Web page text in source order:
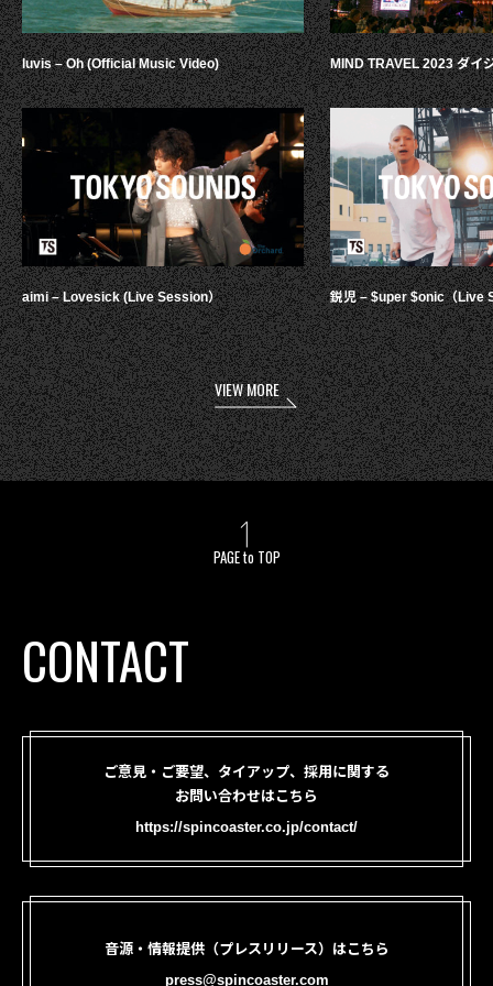
luvis – Oh (Official Music Video)
aimi – Lovesick (Live Session）
MIND TRAVEL 2023 ダイ
鋭児 – $uper $onic（Live
VIEW MORE
PAGE to TOP
CONTACT
ご意見・ご要望、タイアップ、採用に関する
お問い合わせはこちら
https://spincoaster.co.jp/contact/
音源・情報提供（プレスリリース）はこちら
press@spincoaster.com